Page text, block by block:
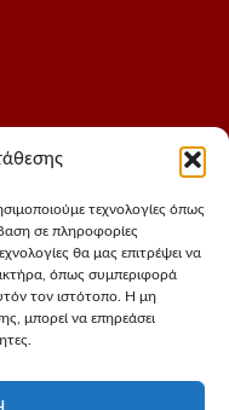
τεχνολογίες όπως
σε πληροφορίες
θα μας επιτρέψει να
όπως συμπεριφορά
τον ιστότοπο. Η μη
μπορεί να επηρεάσει